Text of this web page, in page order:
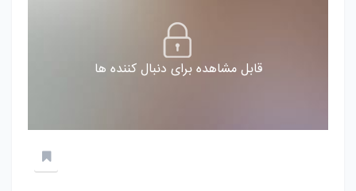
قابل مشاهده برای دنبال کننده ها